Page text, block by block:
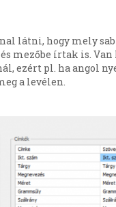
látni, hogy mely
mezőbe írtak is.
ezért pl. ha angol
a levélen.